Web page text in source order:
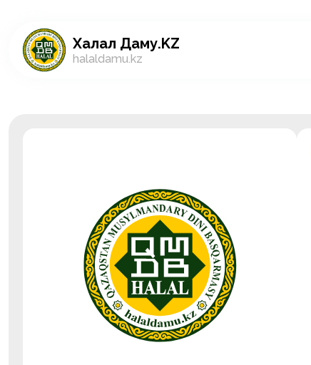
Халал Даму.KZ
halaldamu.kz